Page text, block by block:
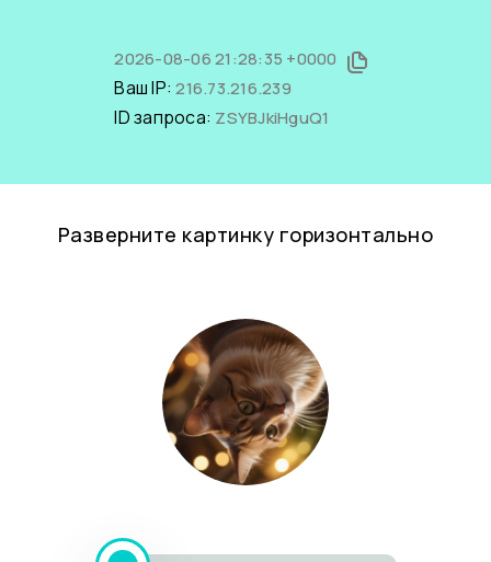
2026-08-06 21:28:35 +0000
Ваш IP:216.73.216.239
ID запроса: ZSYBJkiHguQ1
Разверните картинку горизонтально